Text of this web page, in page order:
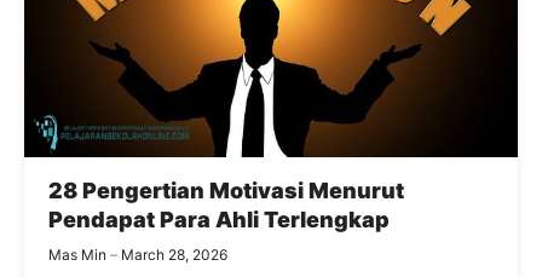
28 Pengertian Motivasi Menurut
Pendapat Para Ahli Terlengkap
Mas Min March 28, 2026